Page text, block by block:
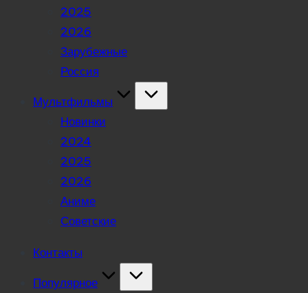
2025
2026
Зарубежные
Россия
Мультфильмы
Новинки
2024
2025
2026
Аниме
Советские
Контакты
Популярное